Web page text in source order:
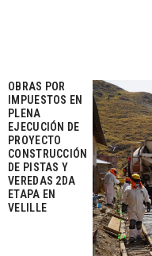
OBRAS POR
IMPUESTOS EN
PLENA
EJECUCIÓN DE
PROYECTO
CONSTRUCCIÓN
DE PISTAS Y
VEREDAS 2DA
ETAPA EN
VELILLE